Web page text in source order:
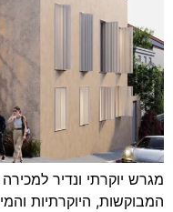
מגרש יוקרתי ונדיר
המבוקשות, היוקרתיות